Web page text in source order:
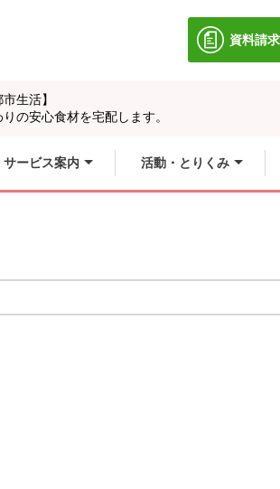
資料請求
別のウ
生活】
の安心食材を宅配します。
サービス案内 活動・とりくみ